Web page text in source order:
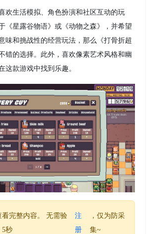
欢生活模拟、角色扮演和社区互动的玩
《星露谷物语》或《动物之森》，并希望
味和挑战性的经营玩法，那么《打骨折超
错的选择。此外，喜欢像素艺术风格和幽
这款游戏中找到乐趣。
看完整内容。 无需验
5秒
注
册
，仅为防采
集~